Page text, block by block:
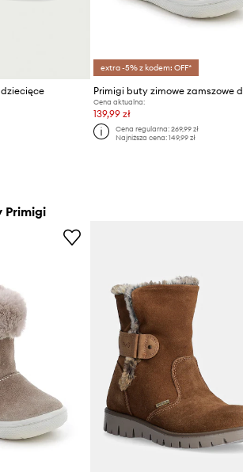
extra -5% z kodem: OFF*
Cena aktualna:
139,99 zł
Cena regularna: 269,99 zł
Najniższa cena: 149,99 zł
Primigi